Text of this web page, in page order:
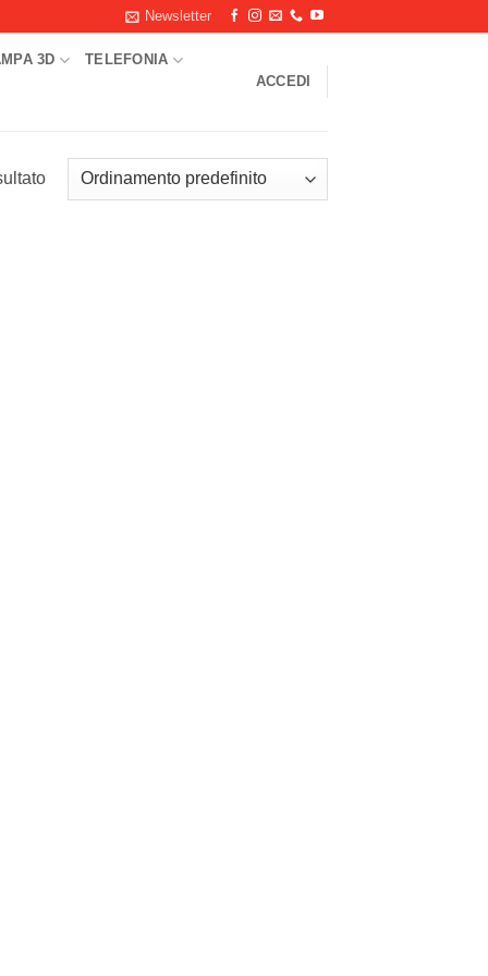
Newsletter
3D TELEFONIA
ACCEDI